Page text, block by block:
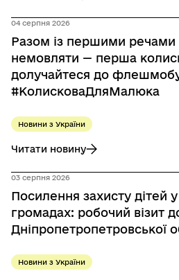
04 серпня 2026
Разом із першими речами
немовляти — перша
долучайтеся до
#КолисковаДляМалюка
Новини з України
Читати новину
до Разом із першими речами
03 серпня 2026
Посилення захисту дітей у
громадах: робочий візит
Дніпропетропетровської
Новини з України